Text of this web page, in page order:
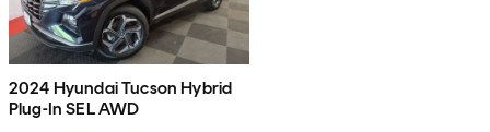
2024 Hyundai Tucson Hybrid
Plug-In SEL AWD